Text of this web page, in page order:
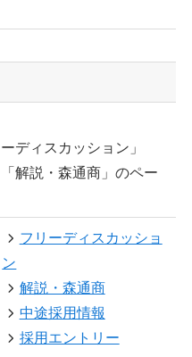
ディスカッション」
解説・森通商」のペー
フリーディスカッショ
ン
解説・森通商
中途採用情報
採用エントリー